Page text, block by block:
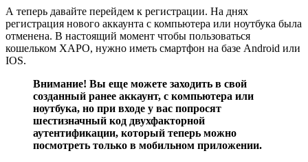
А теперь давайте перейдем к регистрации. На днях
регистрация нового аккаунта с компьютера или ноутбука была
отменена. В настоящий момент чтобы пользоваться
кошельком XAPO, нужно иметь смартфон на базе Android или
IOS.
Внимание! Вы еще можете заходить в свой
созданный ранее аккаунт, с компьютера или
ноутбука, но при входе у вас попросят
шестизначный код двухфакторной
аутентификации, который теперь можно
посмотреть только в мобильном приложении.